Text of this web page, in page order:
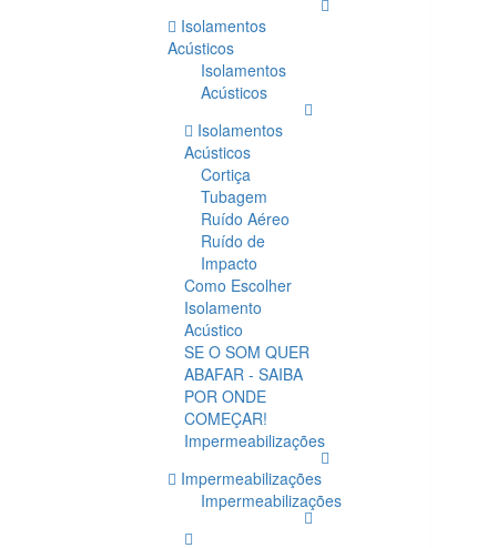
Isolamentos
Acústicos
Isolamentos
Acústicos
Isolamentos
Acústicos
Cortiça
Tubagem
Ruído Aéreo
Ruído de
Impacto
Como Escolher
Isolamento
Acústico
SE O SOM QUER
ABAFAR - SAIBA
POR ONDE
COMEÇAR!
Impermeabilizações
Impermeabilizações
Impermeabilizações